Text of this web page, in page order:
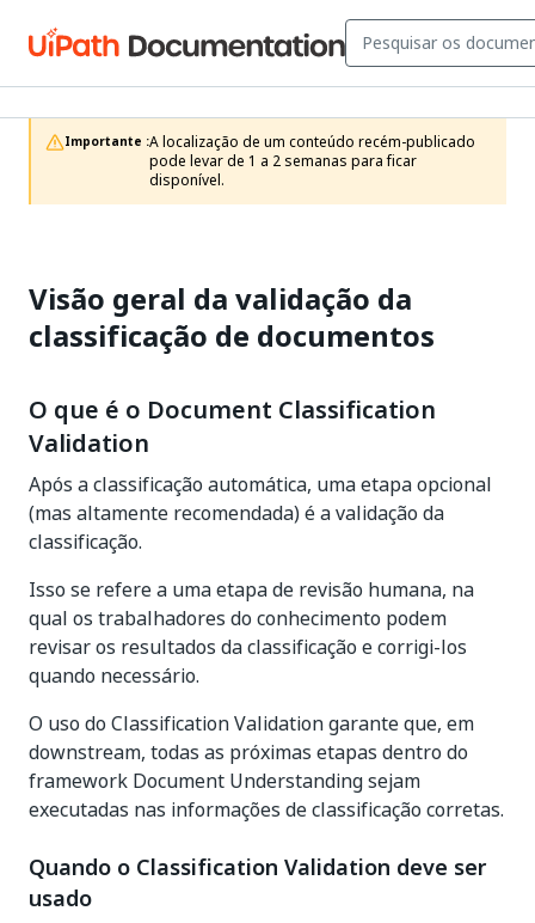
Importante :A localização de um conteúdo recém-publicado
pode levar de 1 a 2 semanas para ficar
disponível.
Visão geral da validação da
classificação de documentos
O que é o Document Classification
Validation
Após a classificação automática, uma etapa opcional
(mas altamente recomendada) é a validação da
classificação.
Isso se refere a uma etapa de revisão humana, na
qual os trabalhadores do conhecimento podem
revisar os resultados da classificação e corrigi-los
quando necessário.
O uso do Classification Validation garante que, em
downstream, todas as próximas etapas dentro do
framework Document Understanding sejam
executadas nas informações de classificação corretas.
Quando o Classification Validation deve ser
usado